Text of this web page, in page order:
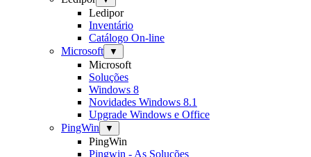
Ledipor
Inventário
Catálogo On-line
Microsoft
▼
Microsoft
Soluções
Windows 8
Novidades Windows 8.1
Upgrade Windows e Office
PingWin
▼
PingWin
Pingwin - As Soluções